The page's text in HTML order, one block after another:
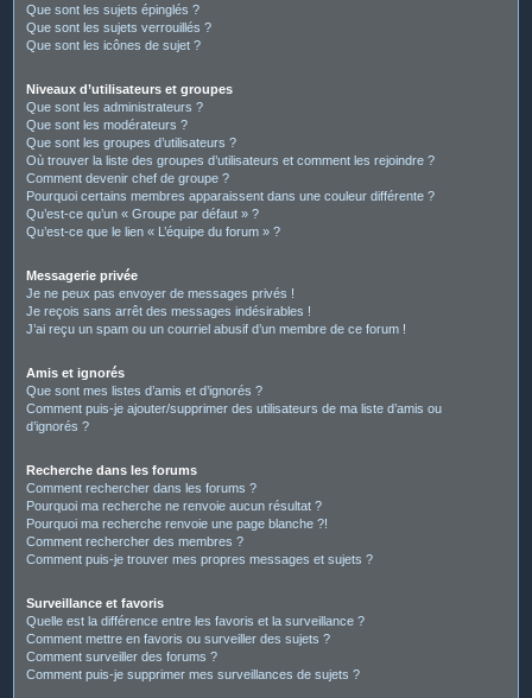
Que sont les sujets épinglés ?
Que sont les sujets verrouillés ?
Que sont les icônes de sujet ?
Niveaux d’utilisateurs et groupes
Que sont les administrateurs ?
Que sont les modérateurs ?
Que sont les groupes d’utilisateurs ?
Où trouver la liste des groupes d’utilisateurs et comment les rejoindre ?
Comment devenir chef de groupe ?
Pourquoi certains membres apparaissent dans une couleur différente ?
Qu’est-ce qu’un « Groupe par défaut » ?
Qu’est-ce que le lien « L’équipe du forum » ?
Messagerie privée
Je ne peux pas envoyer de messages privés !
Je reçois sans arrêt des messages indésirables !
J’ai reçu un spam ou un courriel abusif d’un membre de ce forum !
Amis et ignorés
Que sont mes listes d’amis et d’ignorés ?
Comment puis-je ajouter/supprimer des utilisateurs de ma liste d’amis ou
d’ignorés ?
Recherche dans les forums
Comment rechercher dans les forums ?
Pourquoi ma recherche ne renvoie aucun résultat ?
Pourquoi ma recherche renvoie une page blanche ?!
Comment rechercher des membres ?
Comment puis-je trouver mes propres messages et sujets ?
Surveillance et favoris
Quelle est la différence entre les favoris et la surveillance ?
Comment mettre en favoris ou surveiller des sujets ?
Comment surveiller des forums ?
Comment puis-je supprimer mes surveillances de sujets ?